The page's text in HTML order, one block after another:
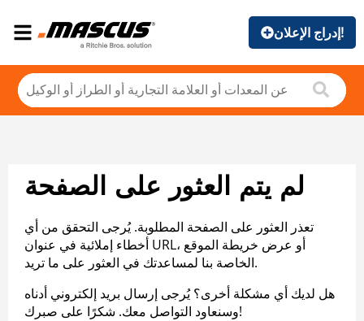
إدراج الإعلان!
لم يتم العثور على الصفحة
تعذر العثور على الصفحة المطلوبة. يُرجى التحقق من أي
أخطاء إملائية في عنوان URL، أو عرض خريطة الموقع
الخاصة بنا لمساعدتك في العثور على ما تريد.
هل لديك أي مشكلة أخرى؟ يُرجى إرسال بريد إلكتروني أدناه
وسنعاود التواصل معك. شكرًا على صبرك!